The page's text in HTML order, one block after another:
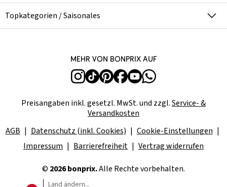
Topkategorien / Saisonales
Mehr von bonprix auf
Preisangaben inkl. gesetzl. MwSt. und zzgl.Service- &
Versandkosten
AGB
Datenschutz (inkl. Cookies)
Cookie-Einstellungen
Impressum
Barrierefreiheit Vertrag widerrufen
© 2026 bonprix.Alle Rechte vorbehalten.
Land ändern...